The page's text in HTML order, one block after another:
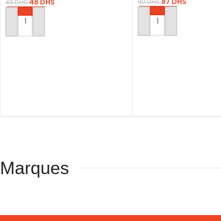
49DHS
AJOUTER AU PANIER
90DHS
AJOUTER AU PANIER
Marques